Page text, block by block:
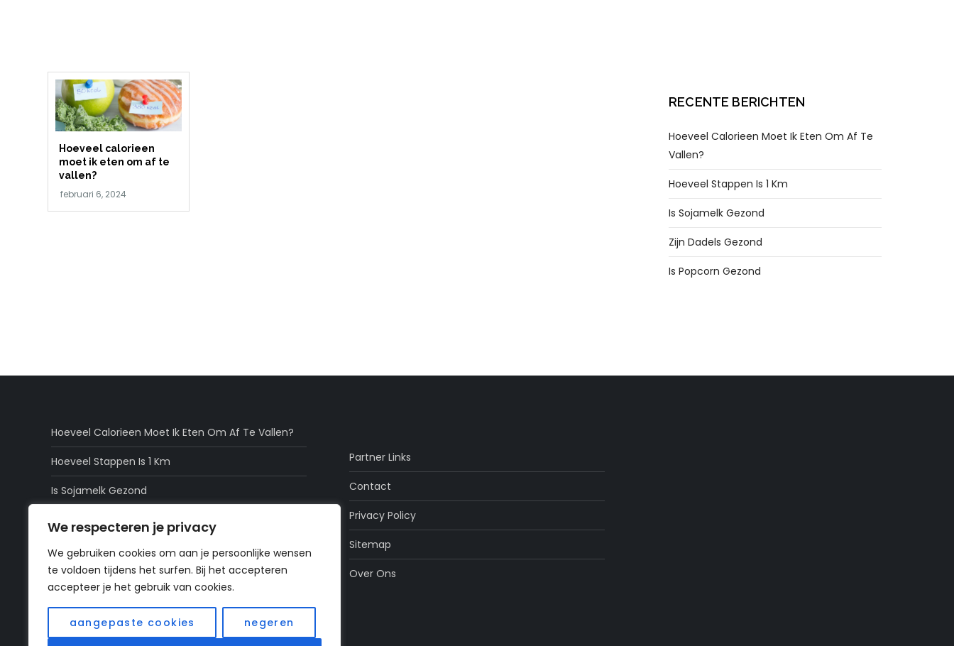
We respecteren je privacy
We gebruiken cookies om aan je persoonlijke wensen
te voldoen tijdens het surfen. Bij het accepteren
accepteer je het gebruik van cookies.
aangepaste cookies negeren
Hoeveel calorieen
moet ik eten om af te
vallen?
RECENTE BERICHTEN
Hoeveel Calorieen Moet Ik Eten Om Af Te
Vallen?
Hoeveel Stappen Is 1 Km
Is Sojamelk Gezond
Zijn Dadels Gezond
Is Popcorn Gezond
Hoeveel Calorieen Moet Ik Eten Om Af Te Vallen?
Hoeveel Stappen Is 1 Km
Is Sojamelk Gezond
Zijn Dadels Gezond
Is Popcorn Gezond
Home»calorieen
Partner Links
Contact
Privacy Policy
Sitemap
Over Ons